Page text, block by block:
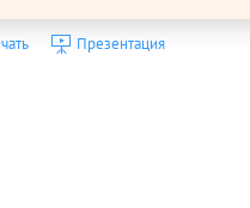
Презентация